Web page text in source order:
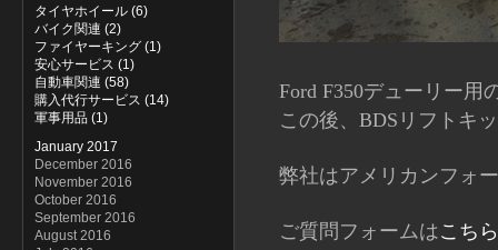
タイヤホイール (6)
バイク関連 (2)
ファイヤーキング (1)
安心サービス (1)
自動車関連 (58)
購入代行サービス (14)
軍事用品 (1)
January 2017
December 2016
November 2016
October 2016
September 2016
August 2016
Ford F350デューリー用
この後、BDSリフトキ
弊社はアメリカンフォ
ご質問フォームはこちら